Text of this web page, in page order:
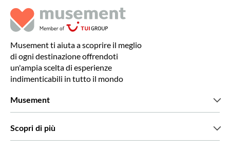
Musement ti aiuta a scoprire il meglio
di ogni destinazione offrendoti
un'ampia scelta di esperienze
indimenticabili in tutto il mondo
Musement
Scopri di più